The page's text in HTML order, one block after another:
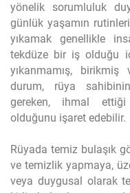
yönelik sorumluluk
günlük yaşamın
yıkamak genellikle
tekdüze bir iş olduğu
yıkanmamış,
durum, rüya
gereken, ihmal ettiği
olduğunu işaret edebilir.
Rüyada temiz bulaşık
ve temizlik yapmaya,
veya duygusal olarak